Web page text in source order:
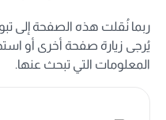
ربما نُقلت هذه الصفحة إلى
يُرجى زيارة صفحة أخرى أو
المعلومات التي تبحث عنها.